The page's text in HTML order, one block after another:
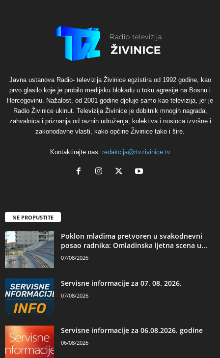
Javna ustanova Radio- televizija Živinice egzistira od 1992 godine, kao
prvo glasilo koje je probilo medijsku blokadu u toku agresije na Bosnu i
Hercegovinu. Nažalost, od 2001 godine djeluje samo kao televizija, jer je
Radio Živinice ukinut. Televizija Živinice je dobitnik mnogih nagrada,
zahvalnica i priznanja od raznih udruženja, kolektiva i nosioca izvršne i
zakonodavne vlasti, kako općine Živinice tako i šire.
Kontaktirajte nas: redakcija@rtvzivinice.tv
NE PROPUSTITE
Poklon mladima pretvoren u svakodnevni
posao radnika: Omladinska ljetna scena u...
07/08/2026
Servisne informacije za 07. 08. 2026.
07/08/2026
Servisne informacije za 06.08.2026. godine
06/08/2026